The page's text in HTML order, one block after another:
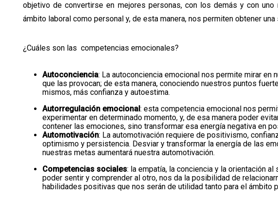
objetivo de convertirse en mejores personas, con los demás y con
ámbito laboral como personal y, de esta manera, nos permiten obtener
¿Cuáles son las competencias emocionales?
Autoconciencia: La autoconciencia emocional nos permite mirar
que las provocan; de esta manera, conociendo nuestros puntos
mismos, más confianza y autoestima.
Autorregulación emocional: esta competencia emocional nos
experimentar en determinado momento, y, de esa manera poder
contener las emociones, sino transformar esa energía negativa en
Automotivación: La automotivación requiere de positivismo,
optimismo y persistencia. Desviar y transformar la energía de las
nuestras metas aumentará nuestra automotivación.
Competencias sociales: la empatía, la conciencia y la orientación
poder sentir y comprender al otro, nos da la posibilidad de
habilidades positivas que nos serán de utilidad tanto para el ámbito